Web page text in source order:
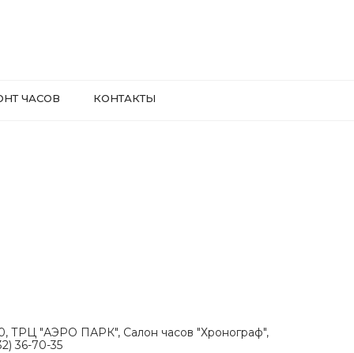
ЧАСОВ КОНТАКТЫ
ТРЦ "АЭРО ПАРК", Салон часов "Хронограф",
36-70-35